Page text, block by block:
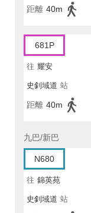
距離 40m
681P
往 耀安
史釗域道 站
距離 40m
九巴/新巴
N680
往 錦英苑
史釗域道 站